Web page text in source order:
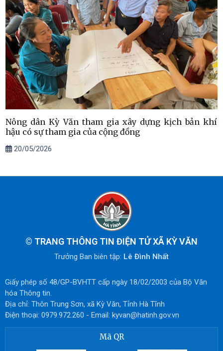
Nông dân Kỳ Văn tham gia xây dựng kịch bản khí
hậu có sự tham gia của cộng đồng
20/05/2026
© TRANG THÔNG TIN ĐIỆN TỬ XÃ KỲ VĂN
Trưởng Ban biên tập: Lê Đình Nhất
Giấy phép số 48/GP-BVHTT cấp ngày 18/02/2003 của Bộ Văn
hóa Thông tin.
Địa chỉ: Thôn Trung Sơn, xã Kỳ Văn, Tỉnh Hà Tĩnh
Điện thoại: 0979.972.260 - Email: kyvan@hatinh.gov.vn
Mã QR